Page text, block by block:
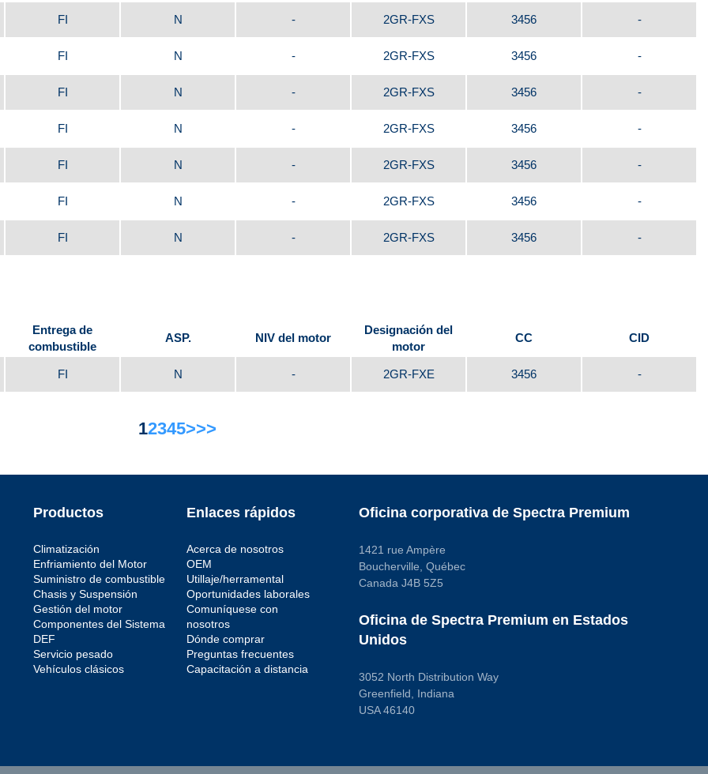
FI N - 2GR-FXS 3456 -
FI N - 2GR-FXS 3456 -
FI N - 2GR-FXS 3456 -
FI N - 2GR-FXS 3456 -
FI N - 2GR-FXS 3456 -
FI N - 2GR-FXS 3456 -
FI N - 2GR-FXS 3456 -
Entrega de
combustible
ASP. NIV del motor
Designación del
motor
CC CID
FI N - 2GR-FXE 3456 -
12345>>>
Productos
Climatización
Enfriamiento del Motor
Suministro de combustible
Chasis y Suspensión
Gestión del motor
Componentes del Sistema
DEF
Servicio pesado
Vehículos clásicos
Enlaces rápidos
Acerca de nosotros
OEM
Utillaje/herramental
Oportunidades laborales
Comuníquese con
nosotros
Dónde comprar
Preguntas frecuentes
Capacitación a distancia
Oficina corporativa de Spectra Premium
1421 rue Ampère
Boucherville, Québec
Canada J4B 5Z5
Oficina de Spectra Premium en Estados
Unidos
3052 North Distribution Way
Greenfield, Indiana
USA 46140